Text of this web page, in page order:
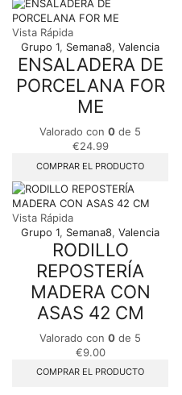
Vista Rápida
Grupo 1, Semana8, Valencia
ENSALADERA DE
PORCELANA FOR
ME
Valorado con 0 de 5
€24.99
COMPRAR EL PRODUCTO
Vista Rápida
Grupo 1, Semana8, Valencia
RODILLO
REPOSTERÍA
MADERA CON
ASAS 42 CM
Valorado con 0 de 5
€9.00
COMPRAR EL PRODUCTO